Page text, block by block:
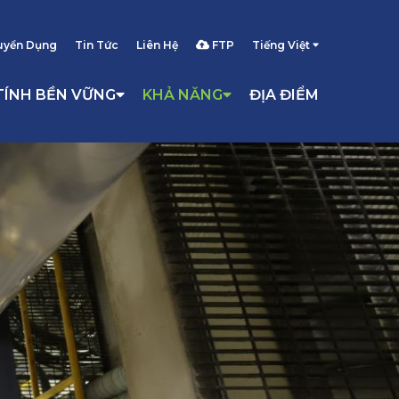
Dụng Tin Tức Liên Hệ FTP Tiếng Việt
BỀN VỮNG KHẢ NĂNG ĐỊA ĐIỂM